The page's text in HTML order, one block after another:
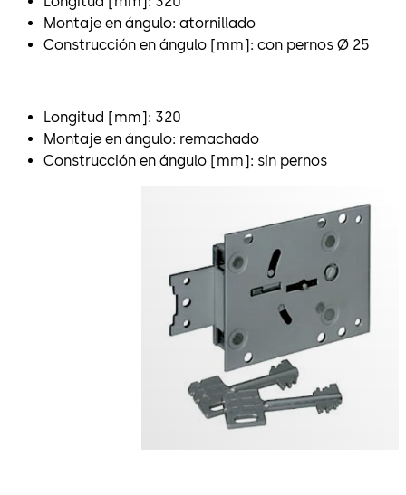
Montaje en ángulo: atornillado
Construcción en ángulo [mm]: con pernos Ø 25
Longitud [mm]: 320
Montaje en ángulo: remachado
Construcción en ángulo [mm]: sin pernos